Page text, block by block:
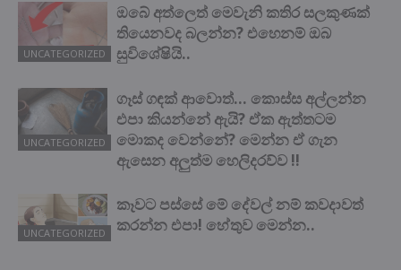
UNCATEGORIZED
ඔබේ අත්ලෙත් මෙවැනි කතිර සලකුණක්
තියෙනවද බලන්න? එහෙනම් ඔබ
සුවිශේෂියි..
UNCATEGORIZED
ගෑස් ගඳක් ආවොත්… කොස්ස අල්ලන්න
එපා කියන්නේ ඇයි? ඒක ඇත්තටම
මොකද වෙන්නේ? මෙන්න ඒ ගැන
ඇසෙන අලුත්ම හෙලිදරව්ව !!
UNCATEGORIZED
කෑවට පස්සේ මේ දේවල් නම් කවදාවත්
කරන්න එපා! හේතුව මෙන්න..